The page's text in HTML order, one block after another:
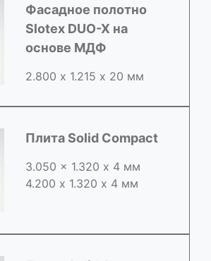
Фасадное полотно
Slotex DUO-X на
основе МДФ
2.800 х 1.215 х 20 мм
Плита Solid Compact
3.050 x 1.320 х 4 мм
4.200 x 1.320 х 4 мм